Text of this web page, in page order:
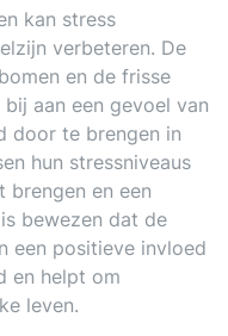
kan stress
verbeteren. De
en de frisse
aan een gevoel van
door te brengen in
hun stressniveaus
brengen en een
bewezen dat de
een positieve invloed
en helpt om
leven.